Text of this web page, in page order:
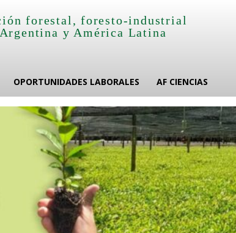
forestal, foresto-industrial
y América Latina
OPORTUNIDADES LABORALES AF CIENCIAS